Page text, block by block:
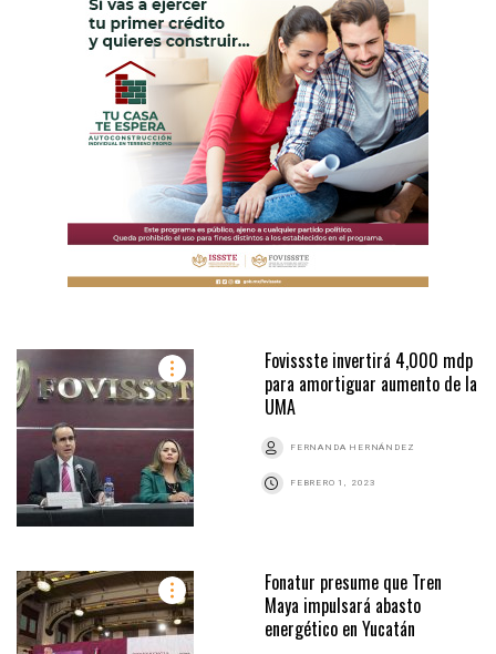
Fovissste invertirá 4,000 mdp
para amortiguar aumento de la
UMA
FERNANDA HERNÁNDEZ
FEBRERO 1, 2023
Fonatur presume que Tren
Maya impulsará abasto
energético en Yucatán